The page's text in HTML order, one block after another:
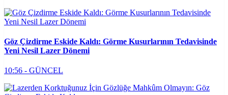
Göz Çizdirme Eskide Kaldı: Görme Kusurlarının Tedavisinde
Yeni Nesil Lazer Dönemi
10:56 - GÜNCEL